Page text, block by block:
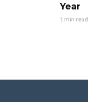
Year
1 min read